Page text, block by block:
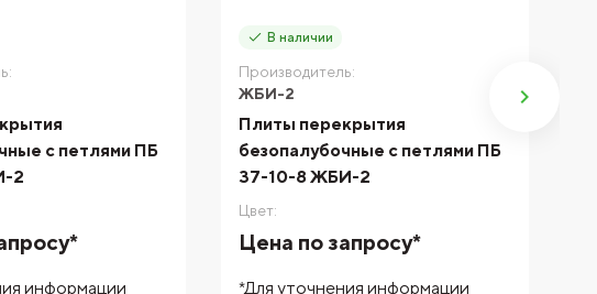
с петлями ПБ
2
информации
В наличии
Производитель:
ЖБИ-2
Плиты перекрытия
безопалубочные с петлями ПБ
37-10-8 ЖБИ-2
Цвет:
Цена по запросу*
*Для уточнения информации